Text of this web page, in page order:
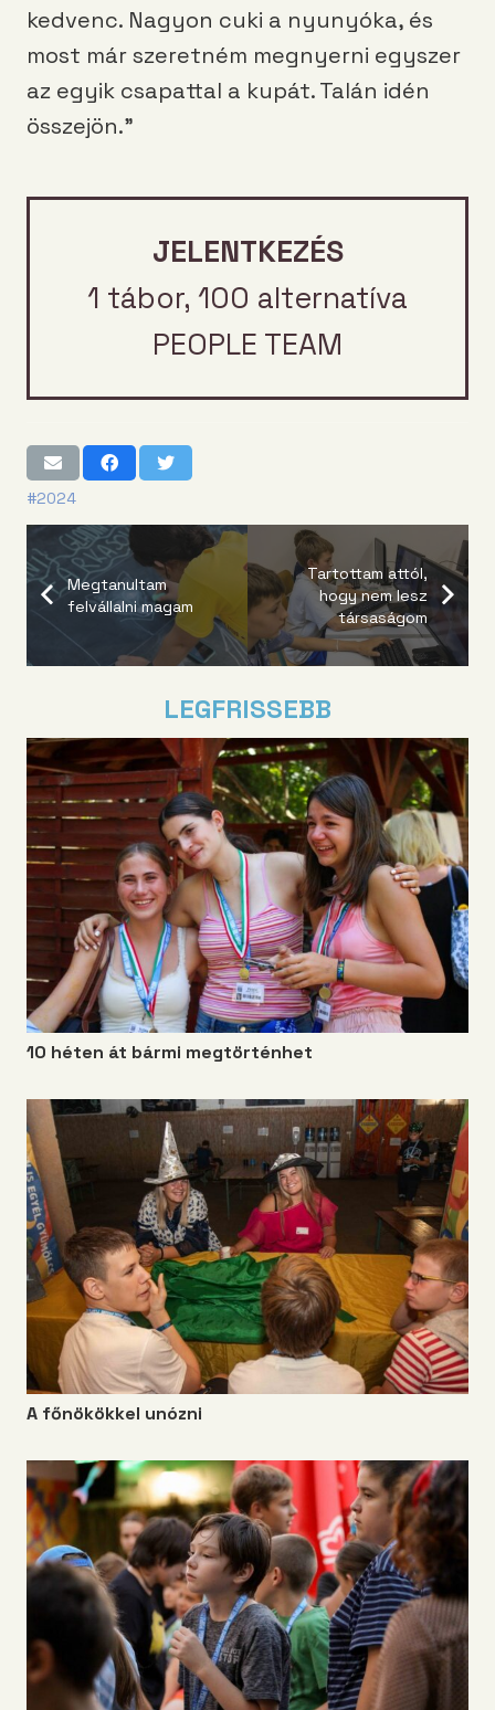
kedvenc. Nagyon cuki a nyunyóka, és
most már szeretném megnyerni egyszer
az egyik csapattal a kupát. Talán idén
összejön.”
JELENTKEZÉS
1 tábor, 100 alternatíva
PEOPLE TEAM
#2024
Megtanultam
felvállalni magam
Tartottam attól,
hogy nem lesz
társaságom
LEGFRISSEBB
10 héten át bármi megtörténhet
A főnökökkel unózni